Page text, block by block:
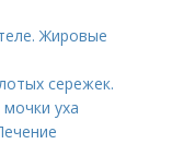
Жировые
сережек.
уха